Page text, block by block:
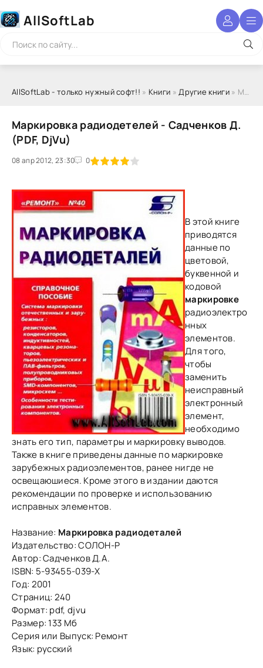
AllSoftLab
AllSoftLab - только нужный софт!! » Книги »Другие книги» Маркировка радиодетелей - Садченков Д. (PDF, DjVu)
Маркировка радиодетелей - Садченков Д.
(PDF, DjVu)
08 апр 2012, 23:30 0
1 2 3 4 5
В этой книге
приводятся
данные по
цветовой,
буквенной и
кодовой
маркировке
радиоэлектро
нных
элементов.
Для того,
чтобы
заменить
неисправный
электронный
элемент,
необходимо
знать его тип, параметры и маркировку выводов.
Также в книге приведены данные по маркировке
зарубежных радиоэлементов, ранее нигде не
освещаюшиеся. Кроме этого в издании даются
рекомендации по проверке и использованию
исправных элементов.
Название: Маркировка радиодеталей
Издательство: СОЛОН-Р
Автор: Садченков Д.А.
ISBN: 5-93455-039-Х
Год: 2001
Страниц: 240
Формат: pdf, djvu
Размер: 133 Мб
Серия или Выпуск: Ремонт
Язык: русский